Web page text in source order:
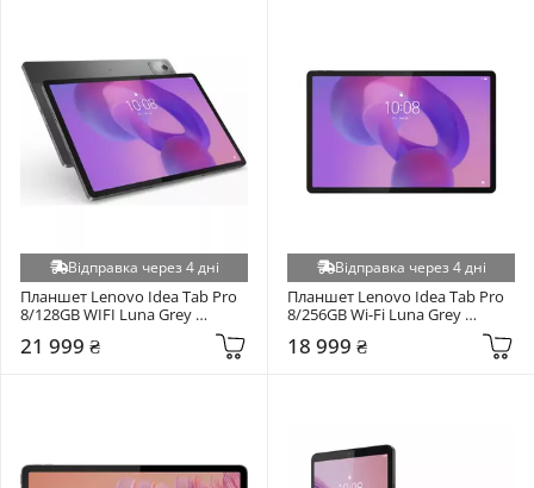
Відправка через 4 дні
Планшет Lenovo Idea Tab Pro
8/128GB WIFI Luna Grey
21 999 ₴
Відправка через 4 дні
Планшет Lenovo Idea Tab Pro
8/256GB Wi-Fi Luna Grey
18 999 ₴